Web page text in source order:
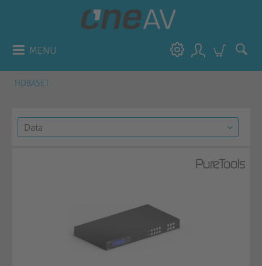
MENU
HDBASET